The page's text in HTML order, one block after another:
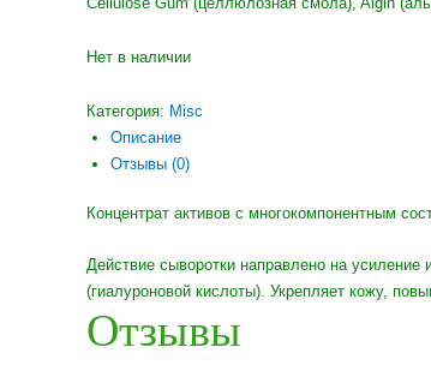
Нет в наличии
Категория: Misc
Описание
Отзывы (0)
Концентрат активов с многокомпонентным
Действие сыворотки направлено на усиление
(гиалуроновой кислоты). Укрепляет кожу,
Отзывы